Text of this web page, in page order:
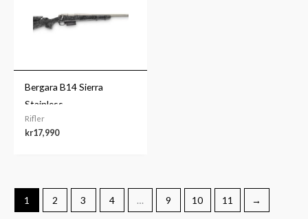
Bergara B14 Sierra
Stainless
Rifler
kr17,990
1 2 3 4 … 9 10 11 →